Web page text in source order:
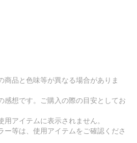
品と色味等が異なる場合がありま
感想です。ご購入の際の目安としてお
アイテムに表示されません。
等は、使用アイテムをご確認くださ